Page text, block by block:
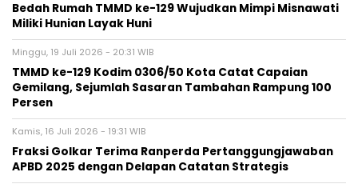
Bedah Rumah TMMD ke-129 Wujudkan Mimpi Misnawati
Miliki Hunian Layak Huni
Minggu, 19 Juli 2026 - 20:31 WIB
TMMD ke-129 Kodim 0306/50 Kota Catat Capaian
Gemilang, Sejumlah Sasaran Tambahan Rampung 100
Persen
Kamis, 16 Juli 2026 - 19:31 WIB
Fraksi Golkar Terima Ranperda Pertanggungjawaban
APBD 2025 dengan Delapan Catatan Strategis